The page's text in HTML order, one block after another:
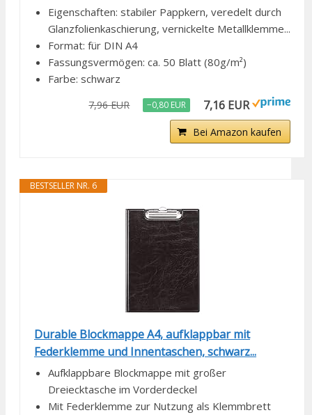
Eigenschaften: stabiler Pappkern, veredelt durch
Glanzfolienkaschierung, vernickelte Metallklemme...
Format: für DIN A4
Fassungsvermögen: ca. 50 Blatt (80g/m²)
Farbe: schwarz
7,96 EUR −0,80 EUR 7,16 EUR
Bei Amazon kaufen
BESTSELLER NR. 6
Durable Blockmappe A4, aufklappbar mit
Federklemme und Innentaschen, schwarz...
Aufklappbare Blockmappe mit großer
Dreiecktasche im Vorderdeckel
Mit Federklemme zur Nutzung als Klemmbrett